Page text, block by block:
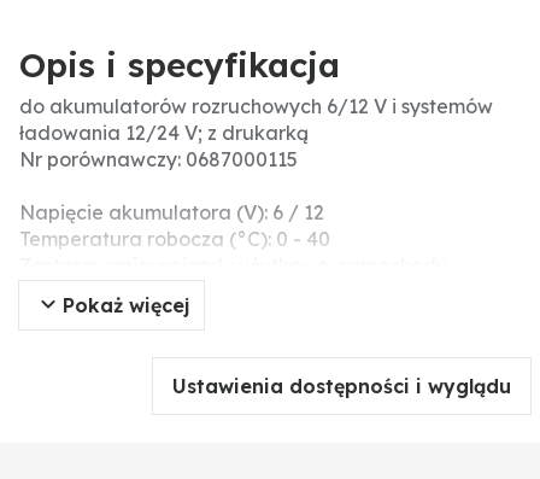
Opis i specyfikacja
do akumulatorów rozruchowych 6/12 V i systemów
ładowania 12/24 V; z drukarką
Nr porównawczy: 0687000115
Napięcie akumulatora (V): 6 / 12
Temperatura robocza (°C): 0 - 40
motocykle, statki
Norma: EN, EN2, DIN, SAE, IEC, JIS, MCA
Prąd rozruchu (EN): 40 - 2000
Język: 25 języków menu
Pokaż więcej
Ustawienia dostępności i wyglądu